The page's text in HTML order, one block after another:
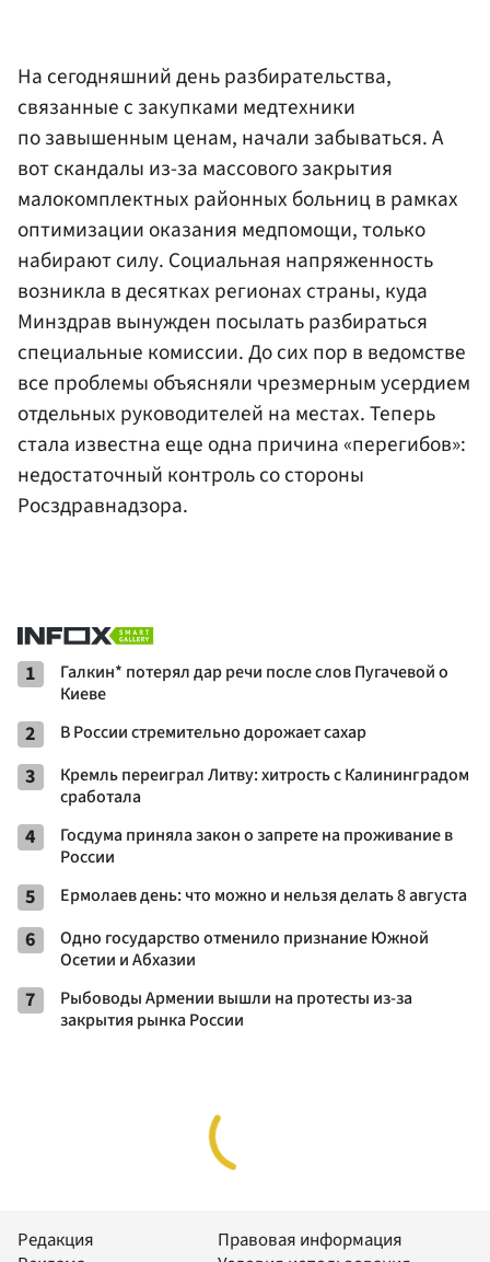
На сегодняшний день разбирательства,
связанные с закупками медтехники
по завышенным ценам, начали забываться. А
вот скандалы из-за массового закрытия
малокомплектных районных больниц в рамках
оптимизации оказания медпомощи, только
набирают силу. Социальная напряженность
возникла в десятках регионах страны, куда
Минздрав вынужден посылать разбираться
специальные комиссии. До сих пор в ведомстве
все проблемы объясняли чрезмерным усердием
отдельных руководителей на местах. Теперь
стала известна еще одна причина «перегибов»:
недостаточный контроль со стороны
Росздравнадзора.
1
Галкин* потерял дар речи после слов Пугачевой о
Киеве
2 В России стремительно дорожает сахар
3
Кремль переиграл Литву: хитрость с Калининградом
сработала
4
Госдума приняла закон о запрете на проживание в
России
5 Ермолаев день: что можно и нельзя делать 8 августа
6
Одно государство отменило признание Южной
Осетии и Абхазии
7
Рыбоводы Армении вышли на протесты из-за
закрытия рынка России
Редакция
Правовая информация